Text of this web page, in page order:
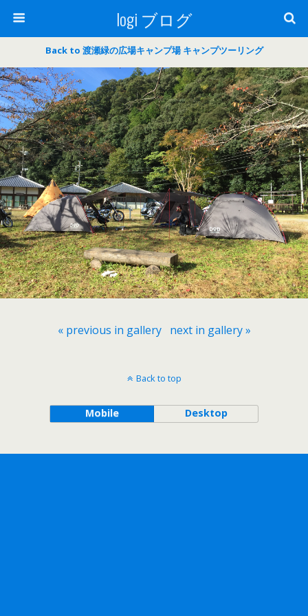
logi ブログ
Back to 渡瀬緑の広場キャンプ場 キャンプツーリング
« previous in gallery next in gallery »
Back to top
Mobile Desktop